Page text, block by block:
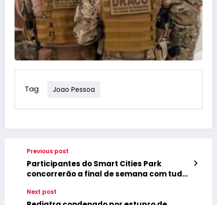
Tag Joao Pessoa
Previous post
Participantes do Smart Cities Park
concorrerão a final de semana com tudo
Next post